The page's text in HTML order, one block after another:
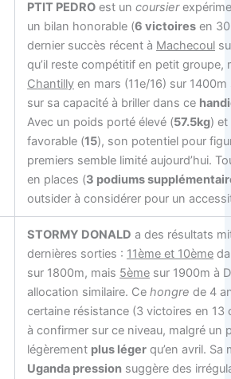
PTIT PEDRO est uncoursier
un bilan honorable (6 victoires en
dernier succès récent à Machecoul
qu’il reste compétitif en petit groupe,
Chantilly en mars (11e/16) sur
sur sa capacité à briller dans ce
Avec un poids porté élevé (57.5kg) et
favorable (15), son potentiel pour
premiers semble limité aujourd’hui.
en places (3 podiums
outsider à considérer pour un
STORMY DONALD a des résultats
dernières sorties : 11ème et 10ème
sur 1800m, mais 5ème sur 1900m à
allocation similaire. Cehongre de 4
certaine résistance (3 victoires en 13
à confirmer sur ce niveau, malgré un
légèrement plus léger qu’en avril. Sa
Uganda pression suggère des